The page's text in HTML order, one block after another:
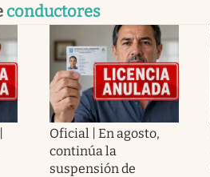
conductores
Oficial | En agosto,
continúa la
suspensión de